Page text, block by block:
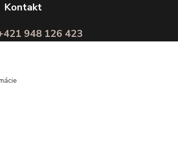
Kontakt
948 126 423